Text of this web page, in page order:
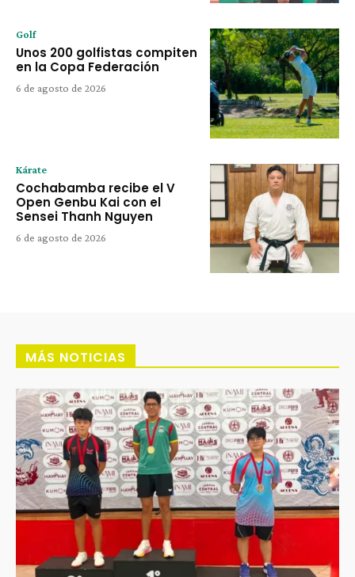
Golf
Unos 200 golfistas compiten
en la Copa Federación
6 de agosto de 2026
Kárate
Cochabamba recibe el V
Open Genbu Kai con el
Sensei Thanh Nguyen
6 de agosto de 2026
MÁS NOTICIAS